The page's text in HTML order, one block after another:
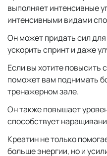
выполняет интенсивные
интенсивными видами
Он может придать сил
ускорить спринт и даже
Если вы хотите повысить
поможет вам поднимать
тренажерном зале.
Он также повышает
способствует
Креатин не только
больше энергии, но и